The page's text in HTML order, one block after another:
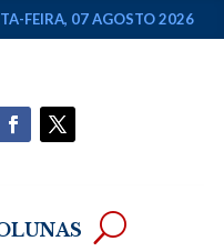
chorinho em homenagem ao
FEIRA, 07 AGOSTO 2026